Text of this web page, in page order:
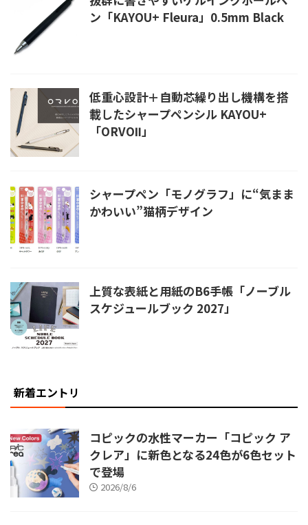
ン「KAYOU+ Fleura」0.5mm Black
低重心設計＋自動芯繰り出し機構を搭
載したシャープペンシル KAYOU+
「ORVOⅡ」
シャープペン「モノグラフ」に“気まま
かわいい”猫柄デザイン
上質な表紙と用紙のB6手帳「ノーブル
スケジュールブック 2027」
新着エントリ
コピックの水性マーカー「コピック ア
クレア」に新色となる24色が6色セット
で登場
2026/8/6